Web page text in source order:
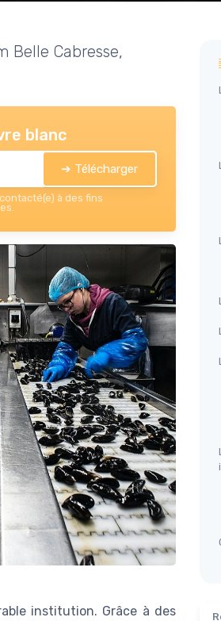
Belle Cabresse,
blanc
➔ Télécharger
à des fins
institution. Grâce à des